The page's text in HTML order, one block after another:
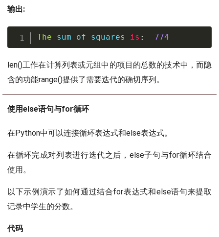
输出:
The sum of squares is : 774
len()工作在计算列表或元组中的项目的总数的技术中，而隐
含的功能range()提供了需要迭代的确切序列。
使用else语句与for循环
在Python中可以连接循环表达式和else表达式。
在循环完成对列表进行迭代之后，else子句与for循环结合
使用。
以下示例演示了如何通过结合for表达式和else语句来提取
记录中学生的分数。
代码